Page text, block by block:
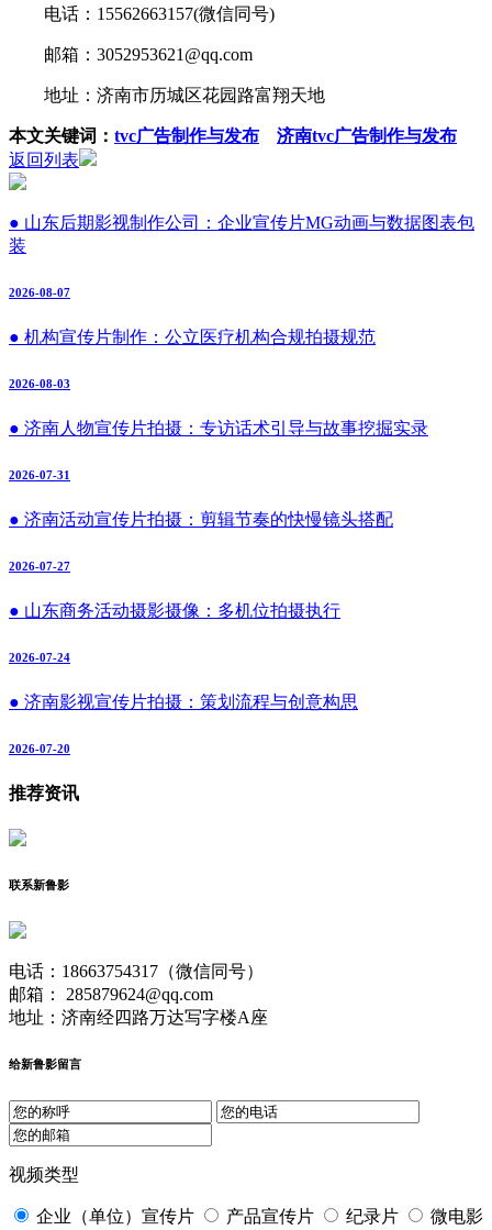
电话：15562663157(微信同号)
邮箱：3052953621@qq.com
地址：济南市历城区花园路富翔天地
本文关键词： tvc广告制作与发布
济南tvc广告制作与发布
返回列表
● 山东后期影视制作公司：企业宣传片MG动画与数据图表包
装
2026-08-07
● 机构宣传片制作：公立医疗机构合规拍摄规范
2026-08-03
● 济南人物宣传片拍摄：专访话术引导与故事挖掘实录
2026-07-31
● 济南活动宣传片拍摄：剪辑节奏的快慢镜头搭配
2026-07-27
● 山东商务活动摄影摄像：多机位拍摄执行
2026-07-24
● 济南影视宣传片拍摄：策划流程与创意构思
2026-07-20
推荐资讯
联系新鲁影
电话：18663754317（微信同号）
邮箱： 285879624@qq.com
地址：济南经四路万达写字楼A座
给新鲁影留言
视频类型
企业（单位）宣传片 产品宣传片 纪录片
微电影